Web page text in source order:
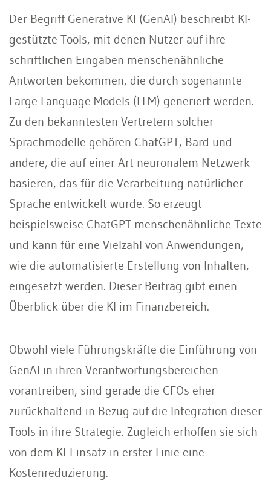
Der Begriff Generative KI (GenAI) beschreibt KI-
gestützte Tools, mit denen Nutzer auf ihre
schriftlichen Eingaben menschenähnliche
Antworten bekommen, die durch sogenannte
Large Language Models (LLM) generiert werden.
Zu den bekanntesten Vertretern solcher
Sprachmodelle gehören ChatGPT, Bard und
andere, die auf einer Art neuronalem Netzwerk
basieren, das für die Verarbeitung natürlicher
Sprache entwickelt wurde. So erzeugt
beispielsweise ChatGPT menschenähnliche Texte
und kann für eine Vielzahl von Anwendungen,
wie die automatisierte Erstellung von Inhalten,
eingesetzt werden. Dieser Beitrag gibt einen
Überblick über die KI im Finanzbereich.
Obwohl viele Führungskräfte die Einführung von
GenAI in ihren Verantwortungsbereichen
vorantreiben, sind gerade die CFOs eher
zurückhaltend in Bezug auf die Integration dieser
Tools in ihre Strategie. Zugleich erhoffen sie sich
von dem KI-Einsatz in erster Linie eine
Kostenreduzierung.